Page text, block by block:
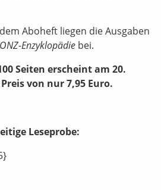
Aboheft liegen die Ausgaben
Enzyklopädie bei.
Seiten erscheint am 20.
von nur 7,95 Euro.
Leseprobe: